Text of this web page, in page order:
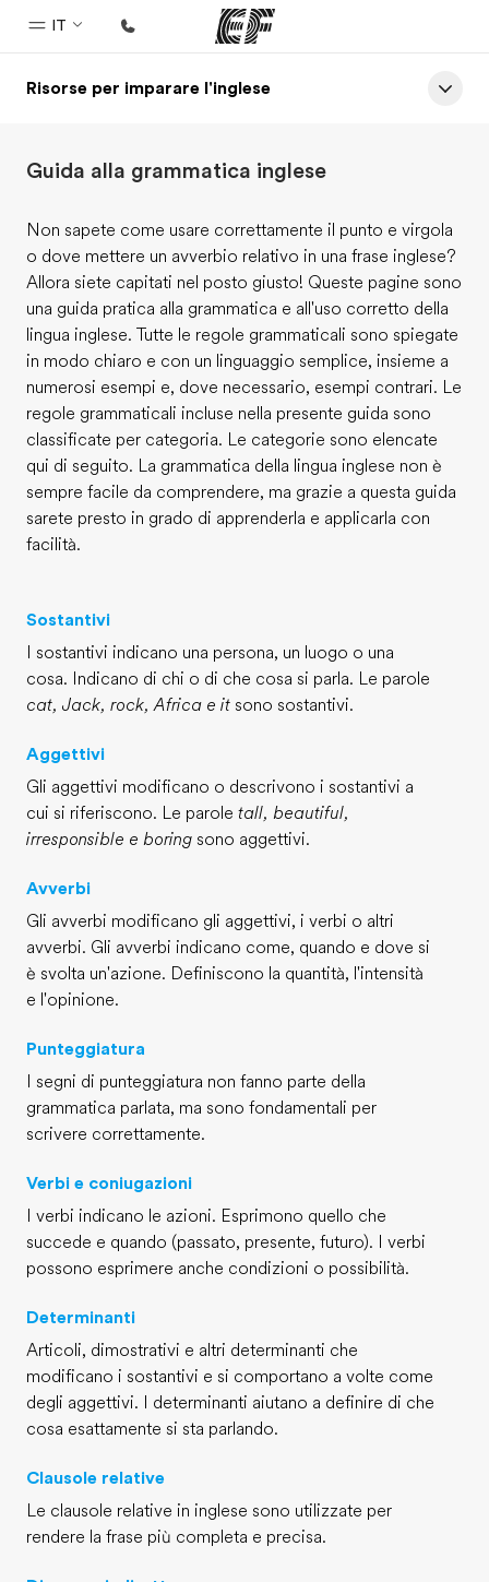
IT
Homepage
Programmi
Uffici
Trova l'ufficio più vicino
Chi siamo
La nostra organizzazione
Carriera
Lavora con noi
Risorse per imparare l'inglese
Guida alla grammatica inglese
Non sapete come usare correttamente il punto e virgola
o dove mettere un avverbio relativo in una frase inglese?
Allora siete capitati nel posto giusto! Queste pagine sono
una guida pratica alla grammatica e all'uso corretto della
lingua inglese. Tutte le regole grammaticali sono spiegate
in modo chiaro e con un linguaggio semplice, insieme a
numerosi esempi e, dove necessario, esempi contrari. Le
regole grammaticali incluse nella presente guida sono
classificate per categoria. Le categorie sono elencate
qui di seguito. La grammatica della lingua inglese non è
sempre facile da comprendere, ma grazie a questa guida
sarete presto in grado di apprenderla e applicarla con
facilità.
Sostantivi
I sostantivi indicano una persona, un luogo o una
cosa. Indicano di chi o di che cosa si parla. Le parole
cat, Jack, rock, Africa e it sono sostantivi.
Aggettivi
Gli aggettivi modificano o descrivono i sostantivi a
cui si riferiscono. Le parole tall, beautiful,
irresponsible e boring sono aggettivi.
Avverbi
Gli avverbi modificano gli aggettivi, i verbi o altri
avverbi. Gli avverbi indicano come, quando e dove si
è svolta un'azione. Definiscono la quantità, l'intensità
e l'opinione.
Punteggiatura
I segni di punteggiatura non fanno parte della
grammatica parlata, ma sono fondamentali per
scrivere correttamente.
Verbi e coniugazioni
I verbi indicano le azioni. Esprimono quello che
succede e quando (passato, presente, futuro). I verbi
possono esprimere anche condizioni o possibilità.
Determinanti
Articoli, dimostrativi e altri determinanti che
modificano i sostantivi e si comportano a volte come
degli aggettivi. I determinanti aiutano a definire di che
cosa esattamente si sta parlando.
Clausole relative
Le clausole relative in inglese sono utilizzate per
rendere la frase più completa e precisa.